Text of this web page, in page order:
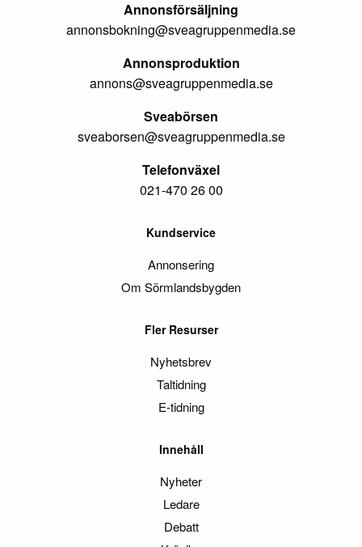
Annonsförsäljning
annonsbokning@sveagruppenmedia.se
Annonsproduktion
annons@sveagruppenmedia.se
Sveabörsen
sveaborsen@sveagruppenmedia.se
Telefonväxel
021-470 26 00
Kundservice
Annonsering
Om Sörmlandsbygden
Fler Resurser
Nyhetsbrev
Taltidning
E-tidning
Innehåll
Nyheter
Ledare
Debatt